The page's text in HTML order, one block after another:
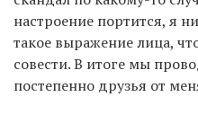
настроение портится, я
такое выражение лица,
совести. В итоге мы
постепенно друзья от